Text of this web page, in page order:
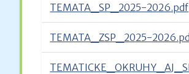
TEMATA_SP_2025-2026.pdf
TEMATA_ZSP_2025-